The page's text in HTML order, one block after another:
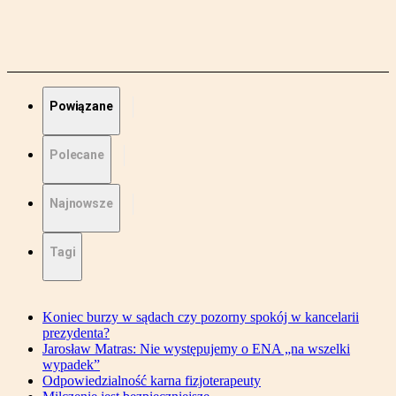
Powiązane
Polecane
Najnowsze
Tagi
Koniec burzy w sądach czy pozorny spokój w kancelarii
prezydenta?
Jarosław Matras: Nie występujemy o ENA „na wszelki
wypadek”
Odpowiedzialność karna fizjoterapeuty